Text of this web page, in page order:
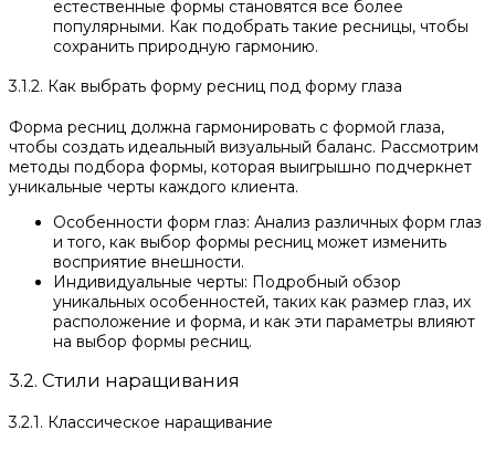
естественные формы становятся все более
популярными. Как подобрать такие ресницы, чтобы
сохранить природную гармонию.
3.1.2. Как выбрать форму ресниц под форму глаза
Форма ресниц должна гармонировать с формой глаза,
чтобы создать идеальный визуальный баланс. Рассмотрим
методы подбора формы, которая выигрышно подчеркнет
уникальные черты каждого клиента.
Особенности форм глаз: Анализ различных форм глаз
и того, как выбор формы ресниц может изменить
восприятие внешности.
Индивидуальные черты: Подробный обзор
уникальных особенностей, таких как размер глаз, их
расположение и форма, и как эти параметры влияют
на выбор формы ресниц.
3.2. Стили наращивания
3.2.1. Классическое наращивание